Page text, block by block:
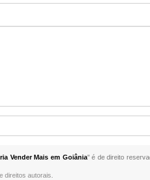
Vender Mais em Goiânia" é de direito
direitos autorais